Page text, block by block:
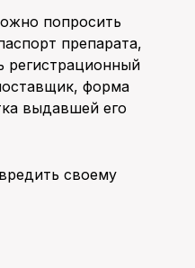
попросить
препарата,
регистрационный
форма
выдавшей его
своему